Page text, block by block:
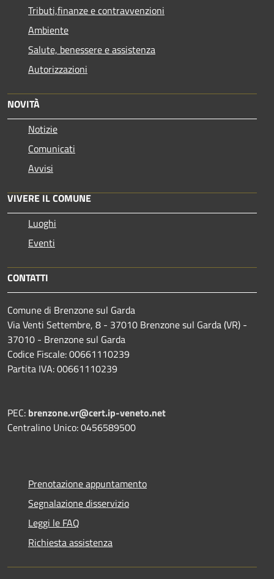
Tributi,finanze e contravvenzioni
Ambiente
Salute, benessere e assistenza
Autorizzazioni
NOVITÀ
Notizie
Comunicati
Avvisi
VIVERE IL COMUNE
Luoghi
Eventi
CONTATTI
Comune di Brenzone sul Garda
Via Venti Settembre, 8 - 37010 Brenzone sul Garda (VR) -
37010 - Brenzone sul Garda
Codice Fiscale: 00661110239
Partita IVA: 00661110239
PEC: brenzone.vr@cert.ip-veneto.net
Centralino Unico: 0456589500
Prenotazione appuntamento
Segnalazione disservizio
Leggi le FAQ
Richiesta assistenza